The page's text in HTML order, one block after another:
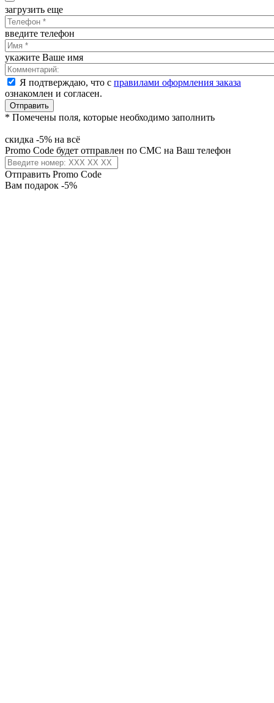
загрузить еще
введите телефон
укажите Ваше имя
Я подтверждаю, что с правилами оформления заказа
ознакомлен и согласен.
Отправить
* Помечены поля, которые необходимо заполнить
скидка -5% на всё
Promo Code будет отправлен по СМС на Ваш телефон
Отправить Promo Code
Вам подарок -5%